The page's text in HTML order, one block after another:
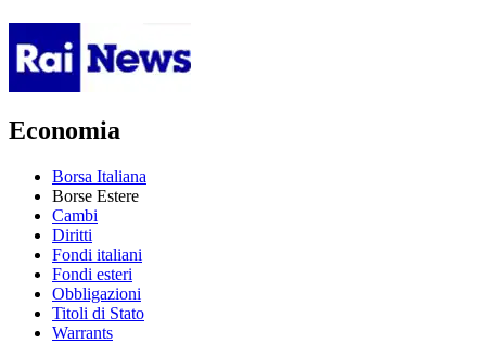
Economia
Borsa Italiana
Borse Estere
Cambi
Diritti
Fondi italiani
Fondi esteri
Obbligazioni
Titoli di Stato
Warrants